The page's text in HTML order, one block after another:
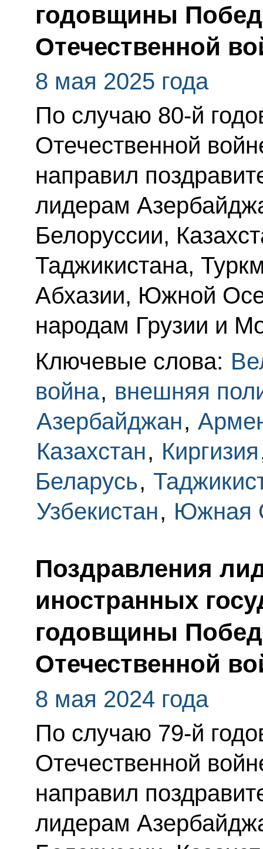
годовщины
Отечественной
8 мая 2025 года
По случаю 80-й
Отечественной
направил
лидерам
Белоруссии,
Таджикистана,
Абхазии, Южной
народам Грузии и
Ключевые слова:
война, внешняя
Азербайджан,
Казахстан, Киргизия
Беларусь,
Узбекистан, Южная
Поздравления
иностранных
годовщины
Отечественной
8 мая 2024 года
По случаю 79-й
Отечественной
направил
лидерам